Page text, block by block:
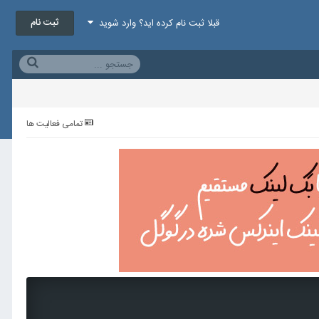
قبلا ثبت نام کرده اید؟ وارد شوید ثبت نام
تمامی فعالیت ها